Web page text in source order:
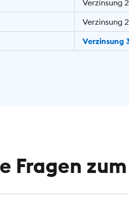
Verzinsung
Verzinsung
Verzinsung
Fragen